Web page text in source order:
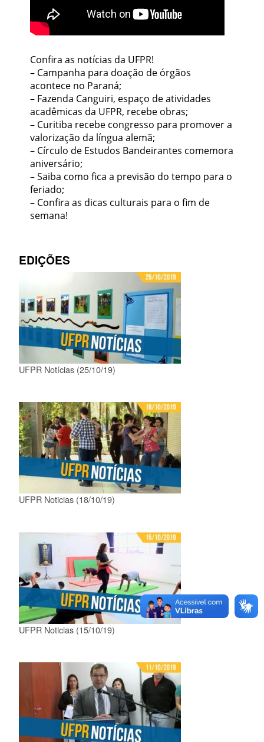
Confira as notícias da UFPR!
– Campanha para doação de órgãos
acontece no Paraná;
– Fazenda Canguiri, espaço de atividades
acadêmicas da UFPR, recebe obras;
– Curitiba recebe congresso para promover a
valorização da língua alemã;
– Círculo de Estudos Bandeirantes comemora
aniversário;
– Saiba como fica a previsão do tempo para o
feriado;
– Confira as dicas culturais para o fim de
semana!
EDIÇÕES
UFPR Notícias (25/10/19)
UFPR Noticias (18/10/19)
UFPR Noticias (15/10/19)